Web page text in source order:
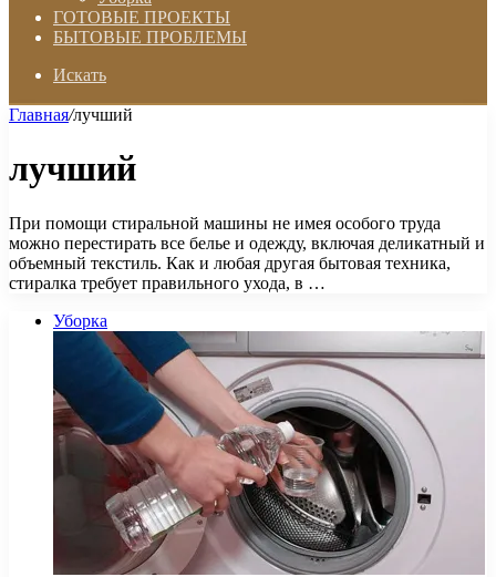
ГОТОВЫЕ ПРОЕКТЫ
БЫТОВЫЕ ПРОБЛЕМЫ
Искать
Главная/лучший
лучший
При помощи стиральной машины не имея особого труда
можно перестирать все белье и одежду, включая деликатный и
объемный текстиль. Как и любая другая бытовая техника,
стиралка требует правильного ухода, в …
Уборка